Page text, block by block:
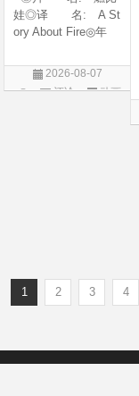
娃◎译 名: A St
ory About Fire◎年
地: 中国大陆◎
类 别: 动画 / 奇
2026-08-07
评论
动画
1 2 3 4